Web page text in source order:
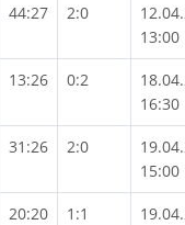
44:27 2:0
13:00
13:26 0:2
16:30
31:26 2:0
15:00
20:20 1:1